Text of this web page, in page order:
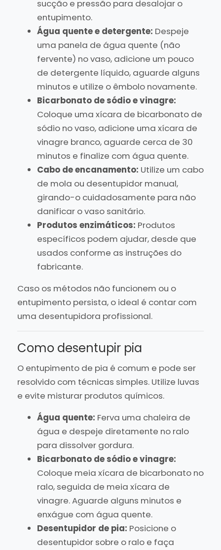
sucção e pressão para desalojar o
entupimento.
Água quente e detergente: Despeje
uma panela de água quente (não
fervente) no vaso, adicione um pouco
de detergente líquido, aguarde alguns
minutos e utilize o êmbolo novamente.
Bicarbonato de sódio e vinagre:
Coloque uma xícara de bicarbonato de
sódio no vaso, adicione uma xícara de
vinagre branco, aguarde cerca de 30
minutos e finalize com água quente.
Cabo de encanamento: Utilize um cabo
de mola ou desentupidor manual,
girando-o cuidadosamente para não
danificar o vaso sanitário.
Produtos enzimáticos: Produtos
específicos podem ajudar, desde que
usados conforme as instruções do
fabricante.
Caso os métodos não funcionem ou o
entupimento persista, o ideal é contar com
uma desentupidora profissional.
Como desentupir pia
O entupimento de pia é comum e pode ser
resolvido com técnicas simples. Utilize luvas
e evite misturar produtos químicos.
Água quente: Ferva uma chaleira de
água e despeje diretamente no ralo
para dissolver gordura.
Bicarbonato de sódio e vinagre:
Coloque meia xícara de bicarbonato no
ralo, seguida de meia xícara de
vinagre. Aguarde alguns minutos e
enxágue com água quente.
Desentupidor de pia: Posicione o
desentupidor sobre o ralo e faça